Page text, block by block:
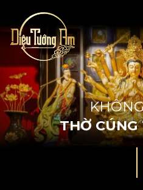
KHÔNG GIAN THỜ PHẬT
KHÔN
THỜ CÚNG